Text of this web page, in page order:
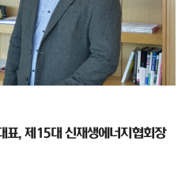
표, 제15대 신재생에너지협회장